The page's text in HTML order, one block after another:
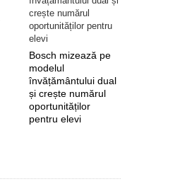
Bosch mizează pe
modelul
învățământului dual
și crește numărul
oportunităților
pentru elevi